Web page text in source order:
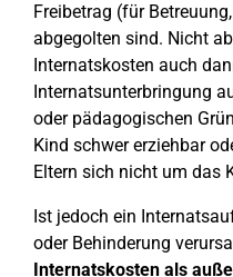
Freibetrag (für
abgegolten sind. Nicht
Internatskosten auch
Internatsunterbringung
oder pädagogischen
Kind schwer erziehbar
Eltern sich nicht um das
Ist jedoch ein
oder Behinderung
Internatskosten als